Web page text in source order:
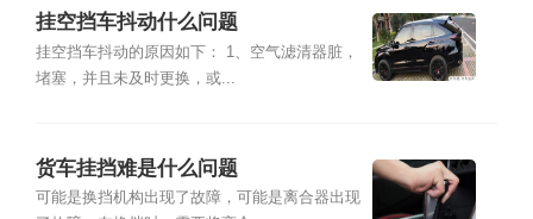
挂空挡车抖动什么问题
挂空挡车抖动的原因如下： 1、空气滤清器脏，
堵塞，并且未及时更换，或...
货车挂挡难是什么问题
可能是换挡机构出现了故障，可能是离合器出现